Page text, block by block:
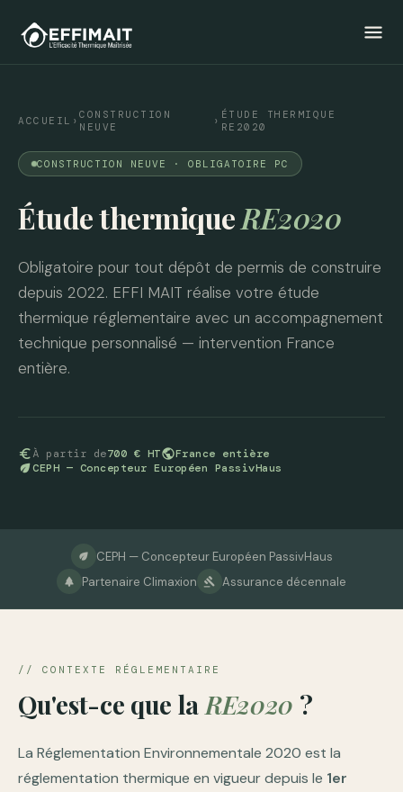
menu
ACCUEIL › CONSTRUCTION
NEUVE
› ÉTUDE THERMIQUE
RE2020
CONSTRUCTION NEUVE · OBLIGATOIRE PC
Étude thermiqueRE2020
Obligatoire pour tout dépôt de permis de construire
depuis 2022. EFFI MAIT réalise votre étude
thermique réglementaire avec un accompagnement
technique personnalisé — intervention France
entière.
euroÀ partir de700 € HTpublicFrance entière
ecoCEPH — Concepteur Européen PassivHaus
eco CEPH — Concepteur Européen PassivHaus
park Partenaire Climaxion gavel Assurance décennale
// CONTEXTE RÉGLEMENTAIRE
Qu'est-ce que la RE2020 ?
La Réglementation Environnementale 2020 est la
réglementation thermique en vigueur depuis le 1er